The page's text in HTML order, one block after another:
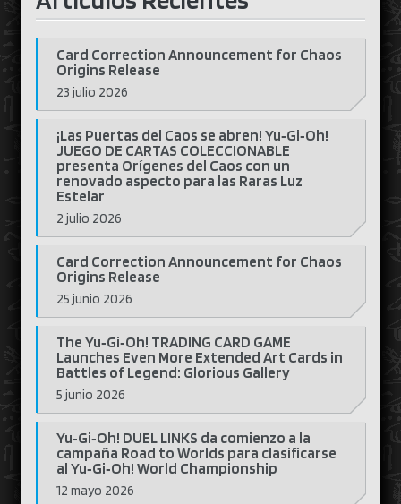
Card Correction Announcement for Chaos
Origins Release
23 julio 2026
¡Las Puertas del Caos se abren! Yu‑Gi‑Oh!
JUEGO DE CARTAS COLECCIONABLE
presenta Orígenes del Caos con un
renovado aspecto para las Raras Luz
Estelar
2 julio 2026
Card Correction Announcement for Chaos
Origins Release
25 junio 2026
The Yu‑Gi‑Oh! TRADING CARD GAME
Launches Even More Extended Art Cards in
Battles of Legend: Glorious Gallery
5 junio 2026
Yu‑Gi‑Oh! DUEL LINKS da comienzo a la
campaña Road to Worlds para clasificarse
al Yu‑Gi‑Oh! World Championship
12 mayo 2026